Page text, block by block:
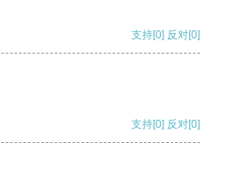
支持[0] 反对[0]
支持[0] 反对[0]